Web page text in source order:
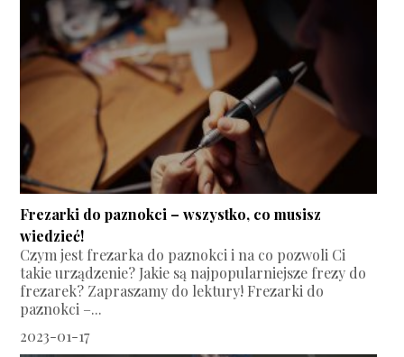
Frezarki do paznokci – wszystko, co musisz
wiedzieć!
Czym jest frezarka do paznokci i na co pozwoli Ci
takie urządzenie? Jakie są najpopularniejsze frezy do
frezarek? Zapraszamy do lektury! Frezarki do
paznokci –...
2023-01-17